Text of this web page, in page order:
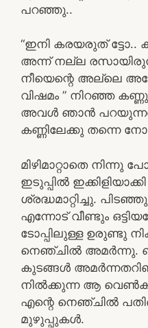
പറഞ്ഞു..
“ഇനി കരയരുത് ട്ടോ..
അന്ന് നല്ല
നീയെന്റെ അല്ലെ
വിഷമം ” നിറഞ്ഞ
അവൾ ഞാൻ പറയുന്നത്
കണ്ണിലേക്കു തന്നെ
മിഴിമാറ്റാതെ നിന്നു
ഇടുപ്പിൽ
ശ്രദ്ധമാറ്റിച്ചു.
എന്നോട് വീണ്ടും
ടോപ്പിലുള്ള ഉരുണ്ടു
നെഞ്ചിൽ അമർന്നു.
കുടങ്ങൾ
നിൽക്കുന്ന ആ
എന്റെ നെഞ്ചിൽ
മുഴുപ്പുകൾ.